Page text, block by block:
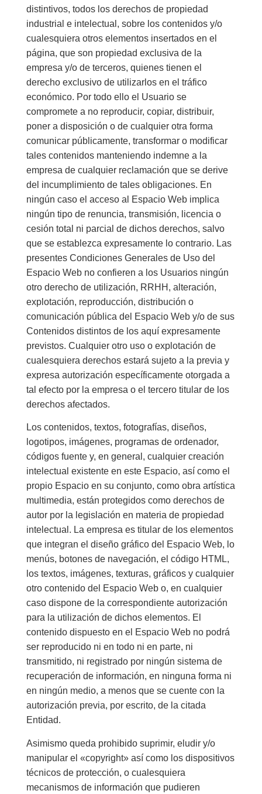
distintivos, todos los derechos de propiedad
industrial e intelectual, sobre los contenidos y/o
cualesquiera otros elementos insertados en el
página, que son propiedad exclusiva de la
empresa y/o de terceros, quienes tienen el
derecho exclusivo de utilizarlos en el tráfico
económico. Por todo ello el Usuario se
compromete a no reproducir, copiar, distribuir,
poner a disposición o de cualquier otra forma
comunicar públicamente, transformar o modificar
tales contenidos manteniendo indemne a la
empresa de cualquier reclamación que se derive
del incumplimiento de tales obligaciones. En
ningún caso el acceso al Espacio Web implica
ningún tipo de renuncia, transmisión, licencia o
cesión total ni parcial de dichos derechos, salvo
que se establezca expresamente lo contrario. Las
presentes Condiciones Generales de Uso del
Espacio Web no confieren a los Usuarios ningún
otro derecho de utilización, RRHH, alteración,
explotación, reproducción, distribución o
comunicación pública del Espacio Web y/o de sus
Contenidos distintos de los aquí expresamente
previstos. Cualquier otro uso o explotación de
cualesquiera derechos estará sujeto a la previa y
expresa autorización específicamente otorgada a
tal efecto por la empresa o el tercero titular de los
derechos afectados.
Los contenidos, textos, fotografías, diseños,
logotipos, imágenes, programas de ordenador,
códigos fuente y, en general, cualquier creación
intelectual existente en este Espacio, así como el
propio Espacio en su conjunto, como obra artística
multimedia, están protegidos como derechos de
autor por la legislación en materia de propiedad
intelectual. La empresa es titular de los elementos
que integran el diseño gráfico del Espacio Web, lo
menús, botones de navegación, el código HTML,
los textos, imágenes, texturas, gráficos y cualquier
otro contenido del Espacio Web o, en cualquier
caso dispone de la correspondiente autorización
para la utilización de dichos elementos. El
contenido dispuesto en el Espacio Web no podrá
ser reproducido ni en todo ni en parte, ni
transmitido, ni registrado por ningún sistema de
recuperación de información, en ninguna forma ni
en ningún medio, a menos que se cuente con la
autorización previa, por escrito, de la citada
Entidad.
Asimismo queda prohibido suprimir, eludir y/o
manipular el «copyright» así como los dispositivos
técnicos de protección, o cualesquiera
mecanismos de información que pudieren